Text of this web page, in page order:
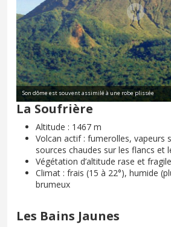
Son dôme est souvent assimilé à une robe plissée
La Soufrière
Altitude : 1467 m
Volcan actif : fumerolles, vapeurs
sources chaudes sur les flancs et
Végétation d’altitude rase et fragile
Climat : frais (15 à 22°), humide
brumeux
Les Bains Jaunes